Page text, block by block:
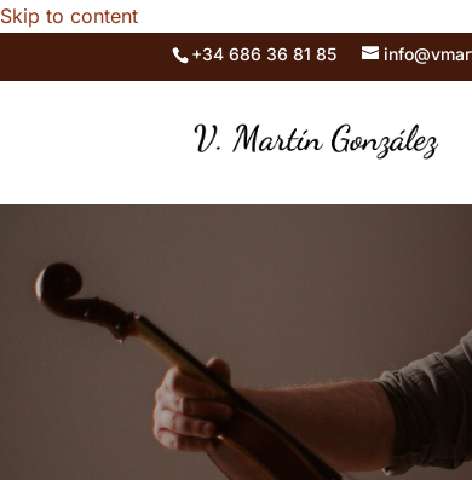
Skip to content
+34 686 36 81 85